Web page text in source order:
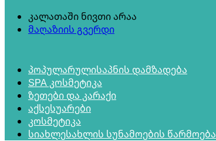
კალათაში ნივთი არაა
მაღაზიის გვერდი
პოპულარულისაპნის დამზადება
SPA კოსმეტიკა
ზეთები და კარაქი
აქსესუარები
კოსმეტიკა
სიახლესახლის სუნამოების წარმოება